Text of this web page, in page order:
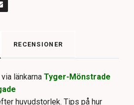
RECENSIONER
länkarna Tyger-Mönstrade
huvudstorlek. Tips på hur